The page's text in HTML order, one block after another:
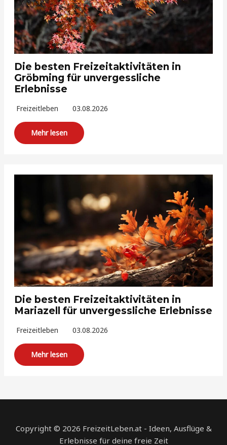
Die besten Freizeitaktivitäten in
Gröbming für unvergessliche
Erlebnisse
Freizeitleben 03.08.2026
Mehr lesen
Die besten Freizeitaktivitäten in
Mariazell für unvergessliche Erlebnisse
Freizeitleben 03.08.2026
Mehr lesen
Copyright © 2026 FreizeitLeben.at - Ideen, Ausflüge &
Erlebnisse für deine freie Zeit